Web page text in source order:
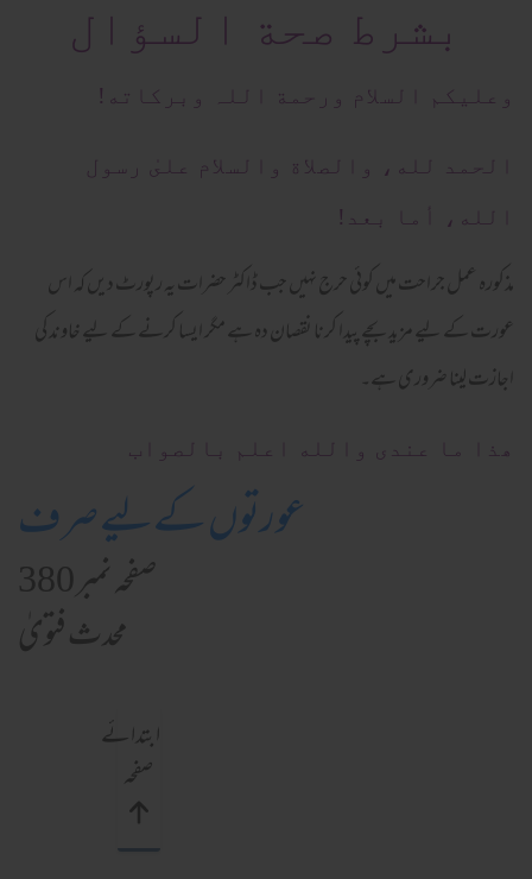
بشرط صحة السؤال
وعلیکم السلام ورحمة اللہ وبرکاته!
الحمد لله، والصلاة والسلام علىٰ رسول
الله، أما بعد!
مذکورہ عمل جراحت میں کوئی حرج نہیں جب ڈاکٹر حضرات یہ رپورٹ دیں کہ اس
عورت کے لیے مزید بچے پیدا کرنا نقصان دہ ہے مگر ایسا کرنے کے لیے خاوند کی
اجازت لینا ضروری ہے۔
ھذا ما عندی والله اعلم بالصواب
عورتوں کےلیے صرف
صفحہ نمبر 380
محدث فتویٰ
ابتدائے
صفحہ